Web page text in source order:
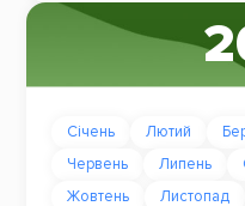
Січень Лютий
Червень
Липень
Жовтень
Листопад